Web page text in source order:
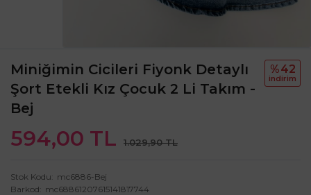
Miniğimin Cicileri Fiyonk Detaylı
Şort Etekli Kız Çocuk 2 Li Takım -
Bej
594,00 TL 1.029,90 TL
%42
i̇ndi̇ri̇m
Stok Kodu
mc6886-Bej
Barkod
mc68861207615141817744